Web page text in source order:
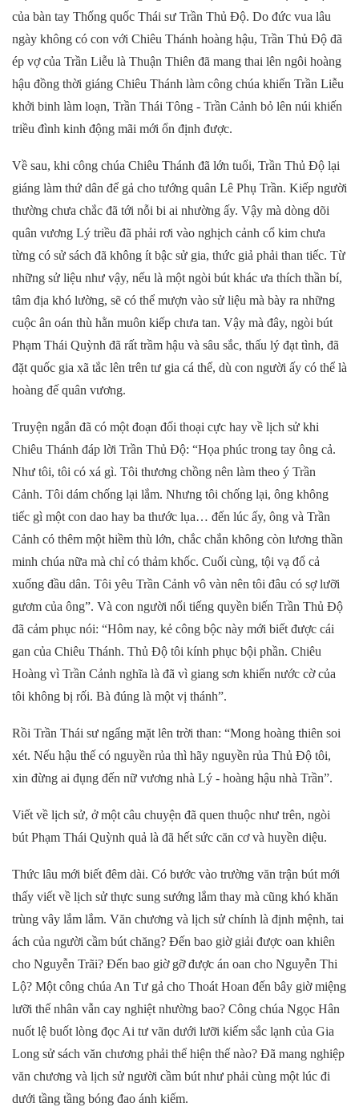
của bàn tay Thống quốc Thái sư Trần Thủ Độ. Do đức vua lâu
ngày không có con với Chiêu Thánh hoàng hậu, Trần Thủ Độ đã
ép vợ của Trần Liễu là Thuận Thiên đã mang thai lên ngôi hoàng
hậu đồng thời giáng Chiêu Thánh làm công chúa khiến Trần Liễu
khởi binh làm loạn, Trần Thái Tông - Trần Cảnh bỏ lên núi khiến
triều đình kinh động mãi mới ổn định được.
Về sau, khi công chúa Chiêu Thánh đã lớn tuổi, Trần Thủ Độ lại
giáng làm thứ dân để gả cho tướng quân Lê Phụ Trần. Kiếp người
thường chưa chắc đã tới nỗi bi ai nhường ấy. Vậy mà dòng dõi
quân vương Lý triều đã phải rơi vào nghịch cảnh cổ kim chưa
từng có sử sách đã không ít bậc sử gia, thức giả phải than tiếc. Từ
những sử liệu như vậy, nếu là một ngòi bút khác ưa thích thần bí,
tâm địa khó lường, sẽ có thể mượn vào sử liệu mà bày ra những
cuộc ân oán thù hằn muôn kiếp chưa tan. Vậy mà đây, ngòi bút
Phạm Thái Quỳnh đã rất trầm hậu và sâu sắc, thấu lý đạt tình, đã
đặt quốc gia xã tắc lên trên tư gia cá thể, dù con người ấy có thể là
hoàng đế quân vương.
Truyện ngắn đã có một đoạn đối thoại cực hay về lịch sử khi
Chiêu Thánh đáp lời Trần Thủ Độ: “Họa phúc trong tay ông cả.
Như tôi, tôi có xá gì. Tôi thương chồng nên làm theo ý Trần
Cảnh. Tôi dám chống lại lắm. Nhưng tôi chống lại, ông không
tiếc gì một con dao hay ba thước lụa… đến lúc ấy, ông và Trần
Cảnh có thêm một hiềm thù lớn, chắc chắn không còn lương thần
minh chúa nữa mà chỉ có thảm khốc. Cuối cùng, tội vạ đổ cả
xuống đầu dân. Tôi yêu Trần Cảnh vô vàn nên tôi đâu có sợ lưỡi
gươm của ông”. Và con người nổi tiếng quyền biến Trần Thủ Độ
đã cảm phục nói: “Hôm nay, kẻ công bộc này mới biết được cái
gan của Chiêu Thánh. Thủ Độ tôi kính phục bội phần. Chiêu
Hoàng vì Trần Cảnh nghĩa là đã vì giang sơn khiến nước cờ của
tôi không bị rối. Bà đúng là một vị thánh”.
Rồi Trần Thái sư ngẩng mặt lên trời than: “Mong hoàng thiên soi
xét. Nếu hậu thế có nguyền rủa thì hãy nguyền rủa Thủ Độ tôi,
xin đừng ai đụng đến nữ vương nhà Lý - hoàng hậu nhà Trần”.
Viết về lịch sử, ở một câu chuyện đã quen thuộc như trên, ngòi
bút Phạm Thái Quỳnh quả là đã hết sức căn cơ và huyền diệu.
Thức lâu mới biết đêm dài. Có bước vào trường văn trận bút mới
thấy viết về lịch sử thực sung sướng lắm thay mà cũng khó khăn
trùng vây lắm lắm. Văn chương và lịch sử chính là định mệnh, tai
ách của người cầm bút chăng? Đến bao giờ giải được oan khiên
cho Nguyễn Trãi? Đến bao giờ gỡ được án oan cho Nguyễn Thi
Lộ? Một công chúa An Tư gả cho Thoát Hoan đến bây giờ miệng
lưỡi thế nhân vẫn cay nghiệt nhường bao? Công chúa Ngọc Hân
nuốt lệ buốt lòng đọc Ai tư vãn dưới lưỡi kiếm sắc lạnh của Gia
Long sử sách văn chương phải thể hiện thế nào? Đã mang nghiệp
văn chương và lịch sử người cầm bút như phải cùng một lúc đi
dưới tầng tầng bóng đao ánh kiếm.